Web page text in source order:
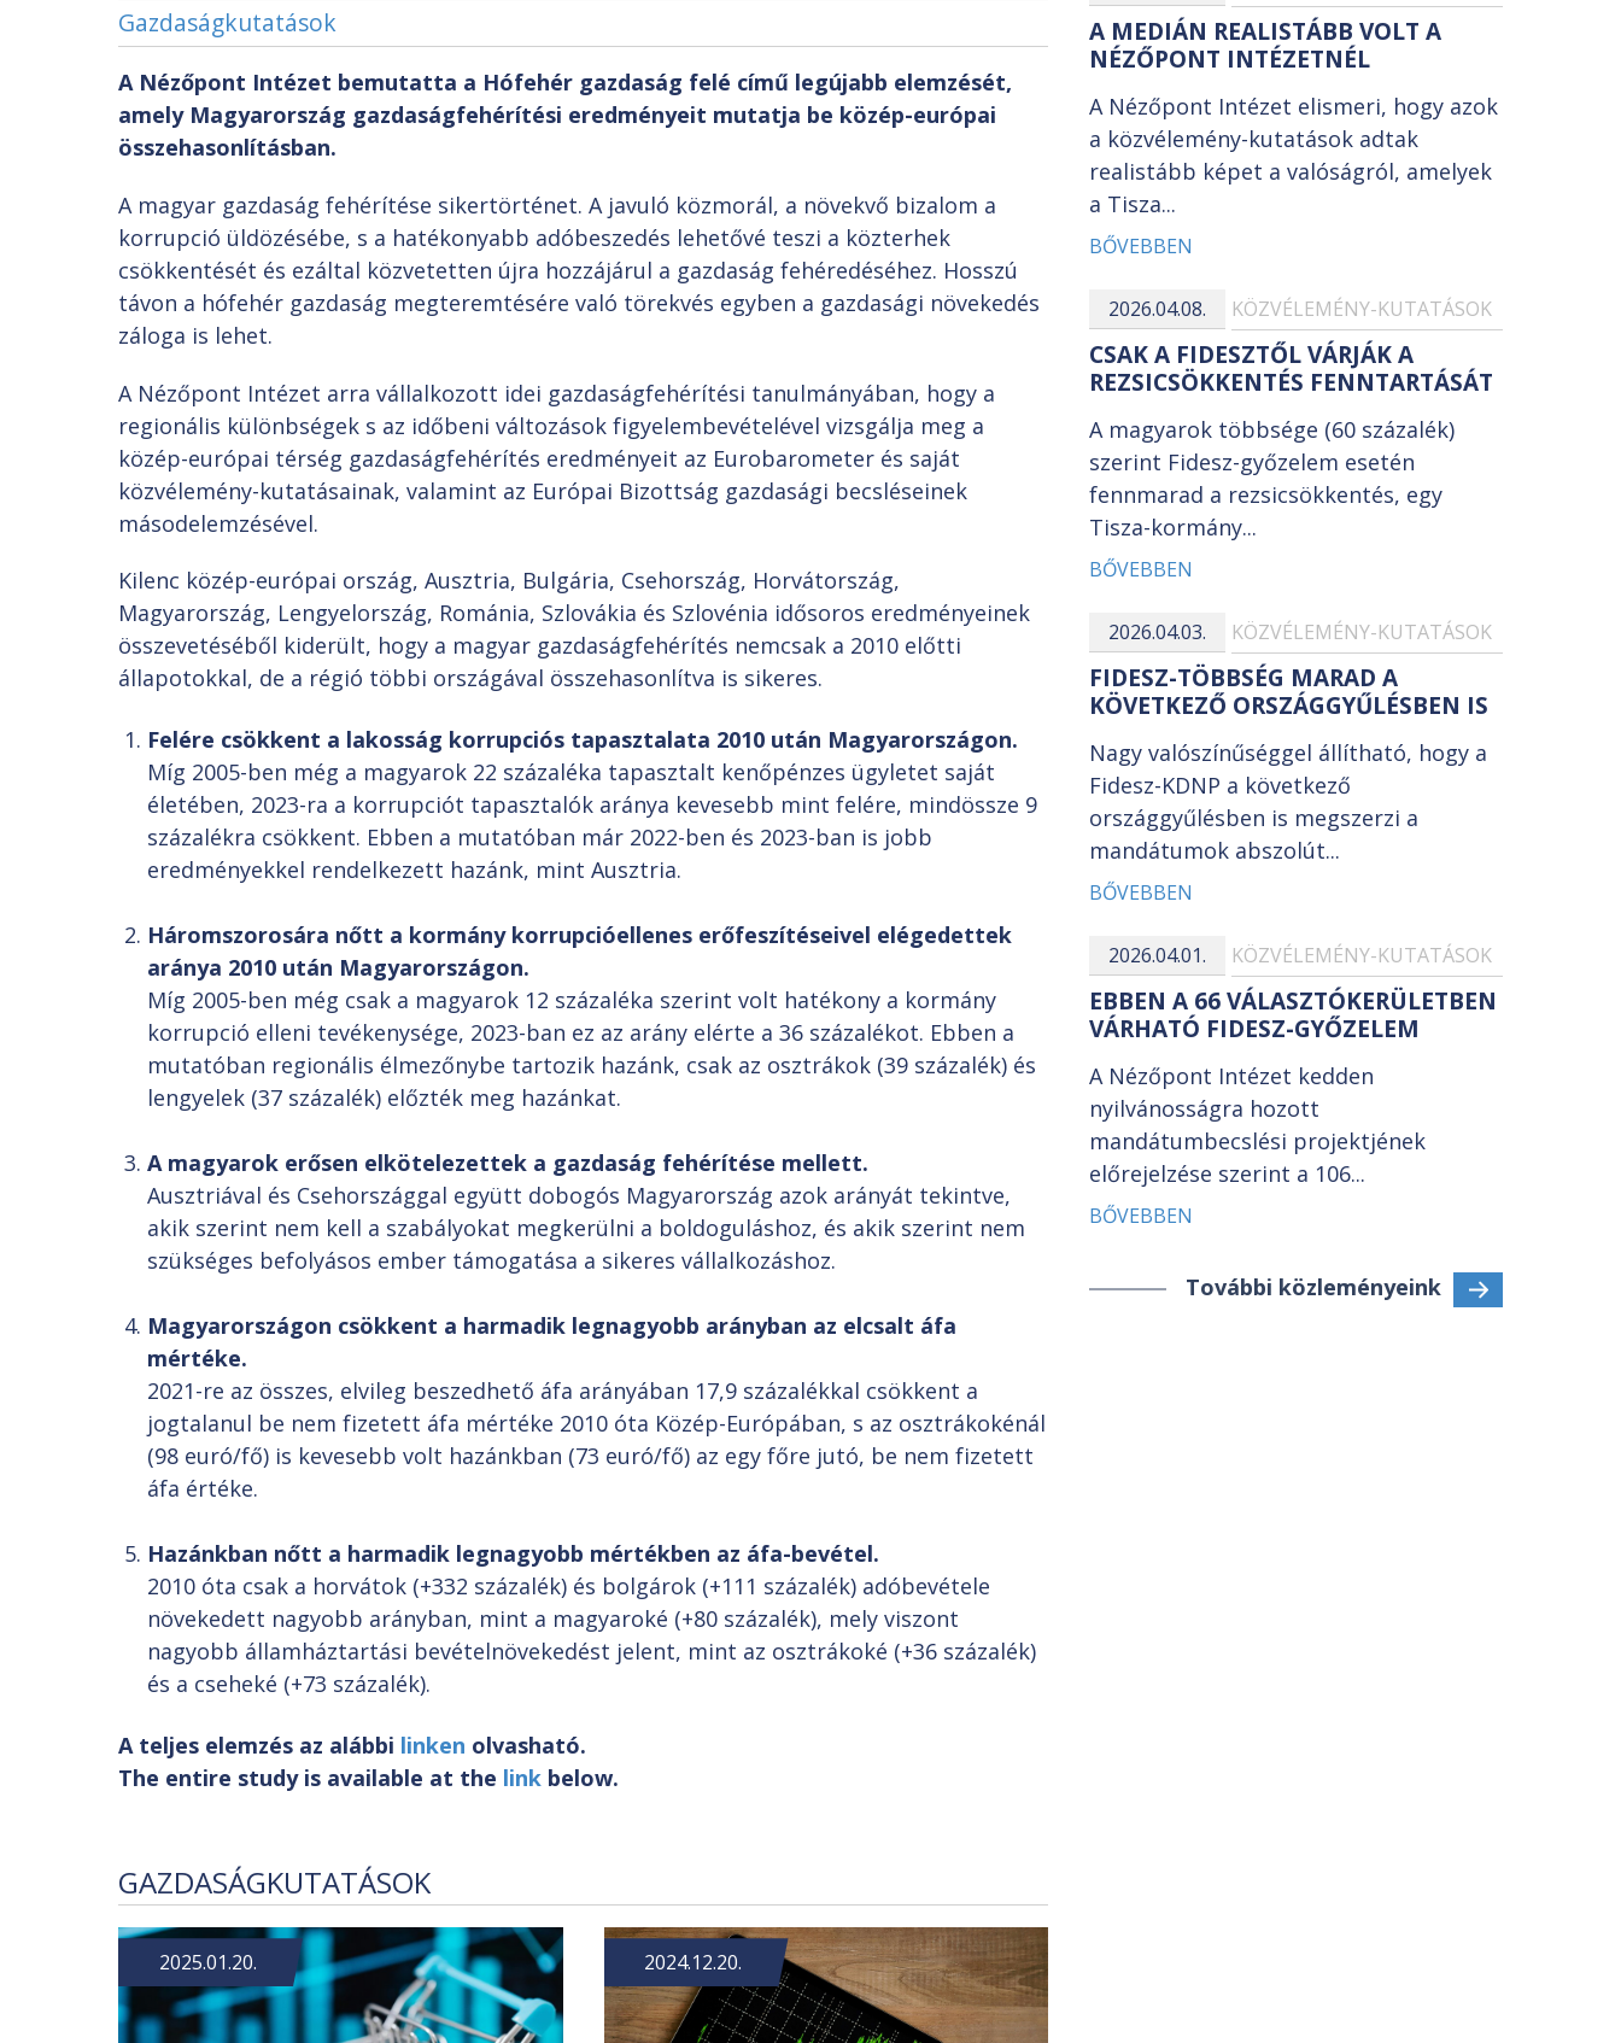
Gazdaságkutatások
A Nézőpont Intézet bemutatta a Hófehér gazdaság felé című legújabb elemzését,
amely Magyarország gazdaságfehérítési eredményeit mutatja be közép-európai
összehasonlításban.
A magyar gazdaság fehérítése sikertörténet. A javuló közmorál, a növekvő bizalom a
korrupció üldözésébe, s a hatékonyabb adóbeszedés lehetővé teszi a közterhek
csökkentését és ezáltal közvetetten újra hozzájárul a gazdaság fehéredéséhez. Hosszú
távon a hófehér gazdaság megteremtésére való törekvés egyben a gazdasági növekedés
záloga is lehet.
A Nézőpont Intézet arra vállalkozott idei gazdaságfehérítési tanulmányában, hogy a
regionális különbségek s az időbeni változások figyelembevételével vizsgálja meg a
közép-európai térség gazdaságfehérítés eredményeit az Eurobarometer és saját
közvélemény-kutatásainak, valamint az Európai Bizottság gazdasági becsléseinek
másodelemzésével.
Kilenc közép-európai ország, Ausztria, Bulgária, Csehország, Horvátország,
Magyarország, Lengyelország, Románia, Szlovákia és Szlovénia idősoros eredményeinek
összevetéséből kiderült, hogy a magyar gazdaságfehérítés nemcsak a 2010 előtti
állapotokkal, de a régió többi országával összehasonlítva is sikeres.
Felére csökkent a lakosság korrupciós tapasztalata 2010 után Magyarországon.
Míg 2005-ben még a magyarok 22 százaléka tapasztalt kenőpénzes ügyletet saját
életében, 2023-ra a korrupciót tapasztalók aránya kevesebb mint felére, mindössze 9
százalékra csökkent. Ebben a mutatóban már 2022-ben és 2023-ban is jobb
eredményekkel rendelkezett hazánk, mint Ausztria.
Háromszorosára nőtt a kormány korrupcióellenes erőfeszítéseivel elégedettek
aránya 2010 után Magyarországon.
Míg 2005-ben még csak a magyarok 12 százaléka szerint volt hatékony a kormány
korrupció elleni tevékenysége, 2023-ban ez az arány elérte a 36 százalékot. Ebben a
mutatóban regionális élmezőnybe tartozik hazánk, csak az osztrákok (39 százalék) és
lengyelek (37 százalék) előzték meg hazánkat.
A magyarok erősen elkötelezettek a gazdaság fehérítése mellett.
Ausztriával és Csehországgal együtt dobogós Magyarország azok arányát tekintve,
akik szerint nem kell a szabályokat megkerülni a boldoguláshoz, és akik szerint nem
szükséges befolyásos ember támogatása a sikeres vállalkozáshoz.
Magyarországon csökkent a harmadik legnagyobb arányban az elcsalt áfa
mértéke.
2021-re az összes, elvileg beszedhető áfa arányában 17,9 százalékkal csökkent a
jogtalanul be nem fizetett áfa mértéke 2010 óta Közép-Európában, s az osztrákokénál
(98 euró/fő) is kevesebb volt hazánkban (73 euró/fő) az egy főre jutó, be nem fizetett
áfa értéke.
Hazánkban nőtt a harmadik legnagyobb mértékben az áfa-bevétel.
2010 óta csak a horvátok (+332 százalék) és bolgárok (+111 százalék) adóbevétele
növekedett nagyobb arányban, mint a magyaroké (+80 százalék), mely viszont
nagyobb államháztartási bevételnövekedést jelent, mint az osztrákoké (+36 százalék)
és a cseheké (+73 százalék).
A teljes elemzés az alábbi linken olvasható.
The entire study is available at the link below.
GAZDASÁGKUTATÁSOK
2025.01.20. 2024.12.20.
A MEDIÁN REALISTÁBB VOLT A
NÉZŐPONT INTÉZETNÉL
A Nézőpont Intézet elismeri, hogy azok
a közvélemény-kutatások adtak
realistább képet a valóságról, amelyek
a Tisza...
BŐVEBBEN
2026.04.08. KÖZVÉLEMÉNY-KUTATÁSOK
CSAK A FIDESZTŐL VÁRJÁK A
REZSICSÖKKENTÉS FENNTARTÁSÁT
A magyarok többsége (60 százalék)
szerint Fidesz-győzelem esetén
fennmarad a rezsicsökkentés, egy
Tisza-kormány...
BŐVEBBEN
2026.04.03. KÖZVÉLEMÉNY-KUTATÁSOK
FIDESZ-TÖBBSÉG MARAD A
KÖVETKEZŐ ORSZÁGGYŰLÉSBEN IS
Nagy valószínűséggel állítható, hogy a
Fidesz-KDNP a következő
országgyűlésben is megszerzi a
mandátumok abszolút...
BŐVEBBEN
2026.04.01. KÖZVÉLEMÉNY-KUTATÁSOK
EBBEN A 66 VÁLASZTÓKERÜLETBEN
VÁRHATÓ FIDESZ-GYŐZELEM
A Nézőpont Intézet kedden
nyilvánosságra hozott
mandátumbecslési projektjének
előrejelzése szerint a 106...
BŐVEBBEN
További közleményeink